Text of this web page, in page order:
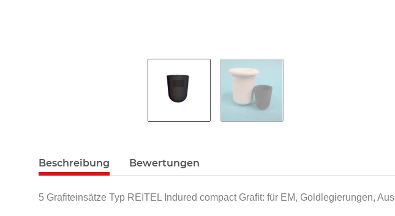
Beschreibung Bewertungen
5 Grafiteinsätze Typ REITEL Indured compact Grafit: für EM, Goldlegierungen,